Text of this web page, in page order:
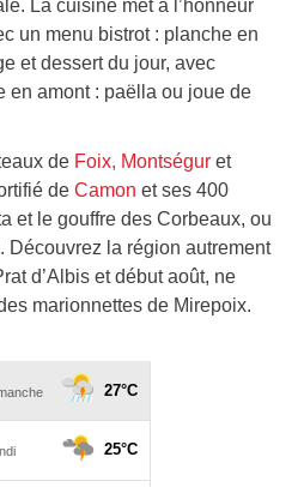
La cuisine met à l’honneur
un menu bistrot : planche en
et dessert du jour, avec
en amont : paëlla ou joue de
de Foix, Montségur et
de Camon et ses 400
et le gouffre des Corbeaux, ou
Découvrez la région autrement
d’Albis et début août, ne
marionnettes de Mirepoix.